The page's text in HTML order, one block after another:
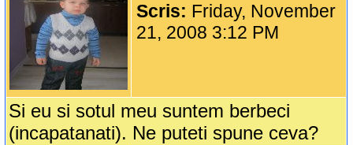
Scris: Friday, November
21, 2008 3:12 PM
Si eu si sotul meu suntem berbeci
(incapatanati). Ne puteti spune ceva?